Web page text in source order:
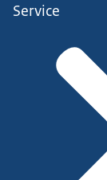
Service